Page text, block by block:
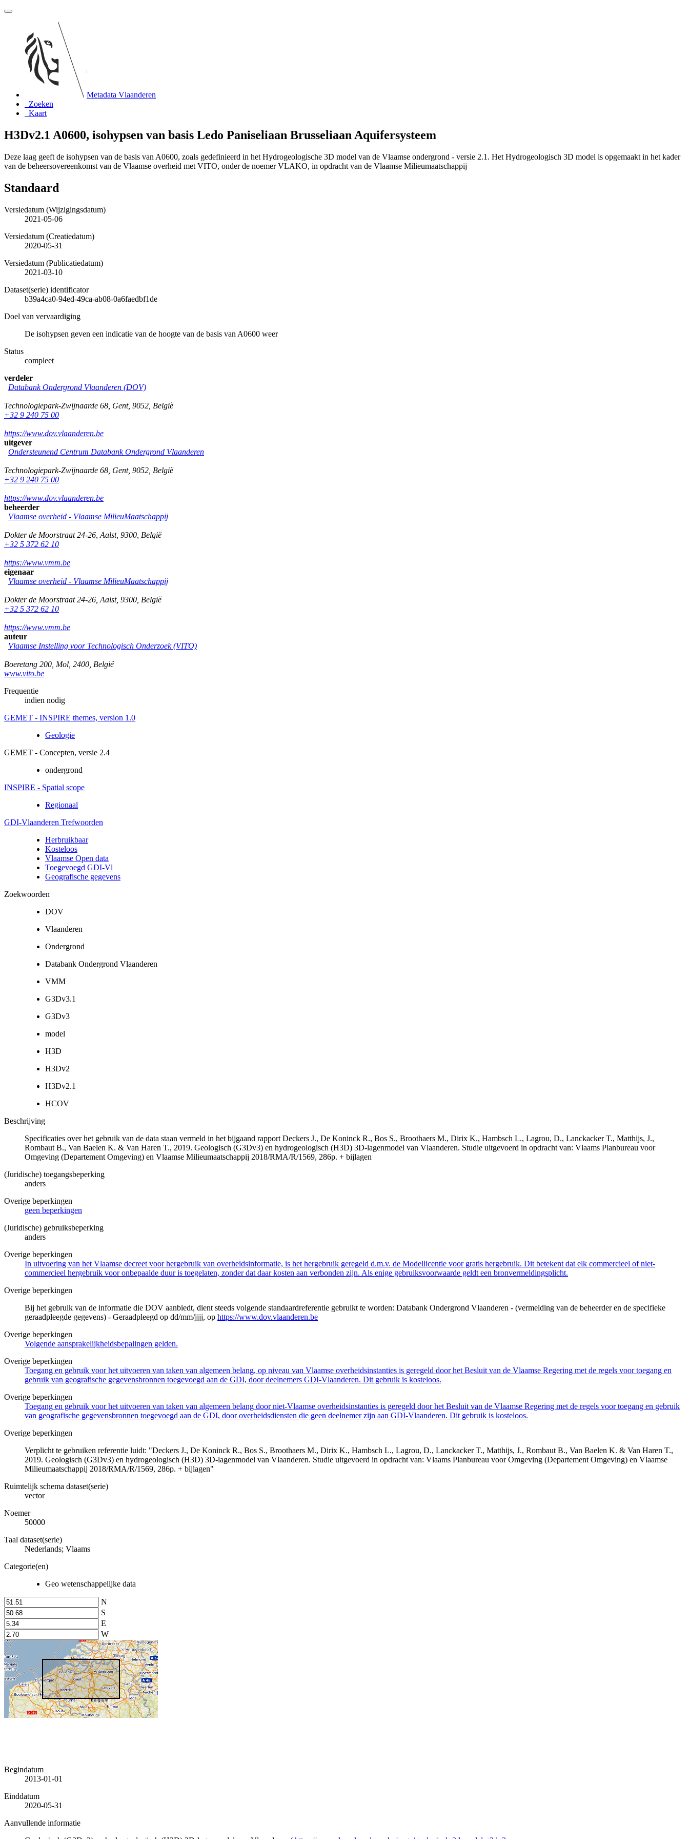
Metadata Vlaanderen
Zoeken
Kaart
H3Dv2.1 A0600, isohypsen van basis Ledo Paniseliaan Brusseliaan Aquifersysteem
Deze laag geeft de isohypsen van de basis van A0600, zoals gedefinieerd in het Hydrogeologische 3D model van de Vlaamse ondergrond - versie 2.1. Het Hydrogeologisch 3D model is opgemaakt in het kader
van de beheersovereenkomst van de Vlaamse overheid met VITO, onder de noemer VLAKO, in opdracht van de Vlaamse Milieumaatschappij
Standaard
Versiedatum (Wijzigingsdatum)
2021-05-06
Versiedatum (Creatiedatum)
2020-05-31
Versiedatum (Publicatiedatum)
2021-03-10
Dataset(serie) identificator
b39a4ca0-94ed-49ca-ab08-0a6faedbf1de
Doel van vervaardiging
De isohypsen geven een indicatie van de hoogte van de basis van A0600 weer
Status
compleet
verdeler
Databank Ondergrond Vlaanderen (DOV)
Technologiepark-Zwijnaarde 68 Gent, 9052 België
+32 9 240 75 00
https://www.dov.vlaanderen.be
uitgever
Ondersteunend Centrum Databank Ondergrond Vlaanderen
Technologiepark-Zwijnaarde 68 Gent, 9052 België
+32 9 240 75 00
https://www.dov.vlaanderen.be
beheerder
Vlaamse overheid - Vlaamse MilieuMaatschappij
Dokter de Moorstraat 24-26 Aalst, 9300 België
+32 5 372 62 10
https://www.vmm.be
eigenaar
Vlaamse overheid - Vlaamse MilieuMaatschappij
Dokter de Moorstraat 24-26 Aalst, 9300 België
+32 5 372 62 10
https://www.vmm.be
auteur
Vlaamse Instelling voor Technologisch Onderzoek (VITO)
Boeretang 200 Mol 2400 België
www.vito.be
Frequentie
indien nodig
GEMET - INSPIRE themes, version 1.0
Geologie
GEMET - Concepten, versie 2.4
ondergrond
INSPIRE - Spatial scope
Regionaal
GDI-Vlaanderen Trefwoorden
Herbruikbaar
Kosteloos
Vlaamse Open data
Toegevoegd GDI-Vl
Geografische gegevens
Zoekwoorden
DOV
Vlaanderen
Ondergrond
Databank Ondergrond Vlaanderen
VMM
G3Dv3.1
G3Dv3
model
H3D
H3Dv2
H3Dv2.1
HCOV
Beschrijving
Specificaties over het gebruik van de data staan vermeld in het bijgaand rapport Deckers J., De Koninck R., Bos S., Broothaers M., Dirix K., Hambsch L., Lagrou, D., Lanckacker T., Matthijs, J.,
Rombaut B., Van Baelen K. & Van Haren T., 2019. Geologisch (G3Dv3) en hydrogeologisch (H3D) 3D-lagenmodel van Vlaanderen. Studie uitgevoerd in opdracht van: Vlaams Planbureau voor
Omgeving (Departement Omgeving) en Vlaamse Milieumaatschappij 2018/RMA/R/1569, 286p. + bijlagen
(Juridische) toegangsbeperking
anders
Overige beperkingen
geen beperkingen
(Juridische) gebruiksbeperking
anders
Overige beperkingen
In uitvoering van het Vlaamse decreet voor hergebruik van overheidsinformatie, is het hergebruik geregeld d.m.v. de Modellicentie voor gratis hergebruik. Dit betekent dat elk commercieel of niet-
commercieel hergebruik voor onbepaalde duur is toegelaten, zonder dat daar kosten aan verbonden zijn. Als enige gebruiksvoorwaarde geldt een bronvermeldingsplicht.
Overige beperkingen
Bij het gebruik van de informatie die DOV aanbiedt, dient steeds volgende standaardreferentie gebruikt te worden: Databank Ondergrond Vlaanderen - (vermelding van de beheerder en de specifieke
geraadpleegde gegevens) - Geraadpleegd op dd/mm/jjjj, op https://www.dov.vlaanderen.be
Overige beperkingen
Volgende aansprakelijkheidsbepalingen gelden.
Overige beperkingen
Toegang en gebruik voor het uitvoeren van taken van algemeen belang, op niveau van Vlaamse overheidsinstanties is geregeld door het Besluit van de Vlaamse Regering met de regels voor toegang en
gebruik van geografische gegevensbronnen toegevoegd aan de GDI, door deelnemers GDI-Vlaanderen. Dit gebruik is kosteloos.
Overige beperkingen
Toegang en gebruik voor het uitvoeren van taken van algemeen belang door niet-Vlaamse overheidsinstanties is geregeld door het Besluit van de Vlaamse Regering met de regels voor toegang en gebruik
van geografische gegevensbronnen toegevoegd aan de GDI, door overheidsdiensten die geen deelnemer zijn aan GDI-Vlaanderen. Dit gebruik is kosteloos.
Overige beperkingen
Verplicht te gebruiken referentie luidt: "Deckers J., De Koninck R., Bos S., Broothaers M., Dirix K., Hambsch L., Lagrou, D., Lanckacker T., Matthijs, J., Rombaut B., Van Baelen K. & Van Haren T.,
2019. Geologisch (G3Dv3) en hydrogeologisch (H3D) 3D-lagenmodel van Vlaanderen. Studie uitgevoerd in opdracht van: Vlaams Planbureau voor Omgeving (Departement Omgeving) en Vlaamse
Milieumaatschappij 2018/RMA/R/1569, 286p. + bijlagen"
Ruimtelijk schema dataset(serie)
vector
Noemer
50000
Taal dataset(serie)
Nederlands; Vlaams
Categorie(en)
Geo wetenschappelijke data
N
S
E
W
Begindatum
2013-01-01
Einddatum
2020-05-31
Aanvullende informatie